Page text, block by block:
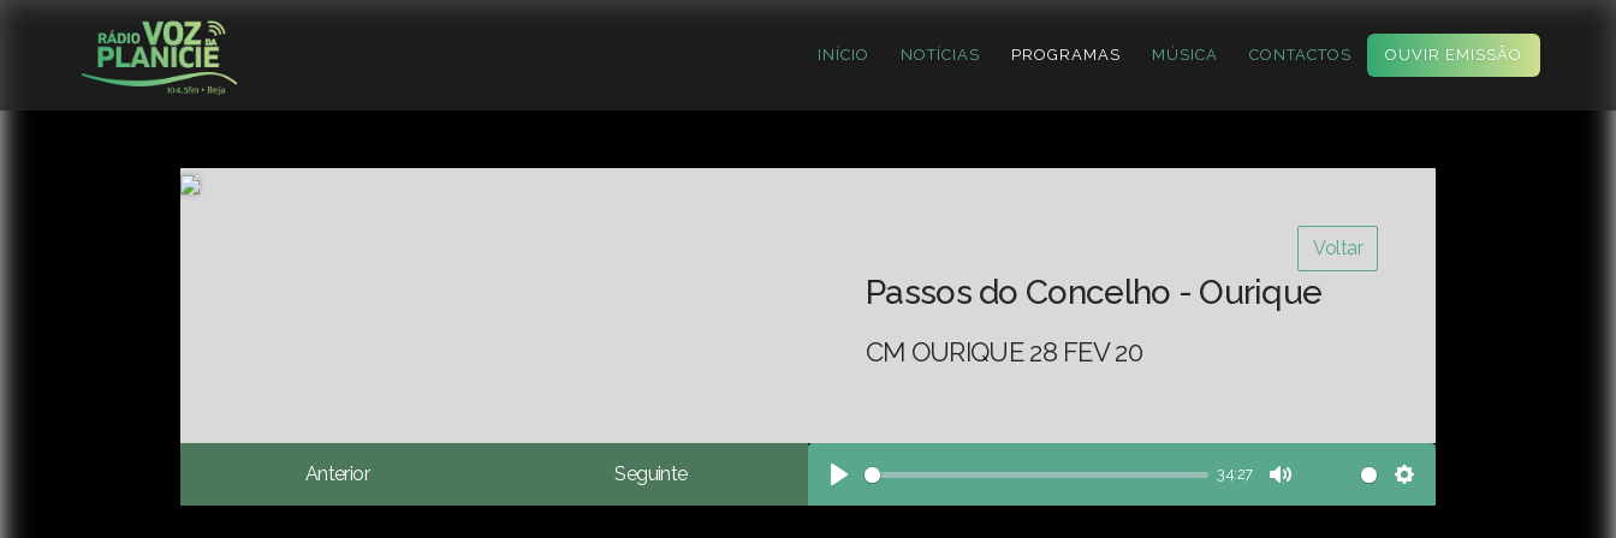
INÍCIO NOTÍCIAS PROGRAMAS MÚSICA CONTACTOS OUVIR EMISSÃO
Voltar
Passos do Concelho - Ourique
CM OURIQUE 28 FEV 20
Anterior Seguinte
Play
34:27
Mute Settings